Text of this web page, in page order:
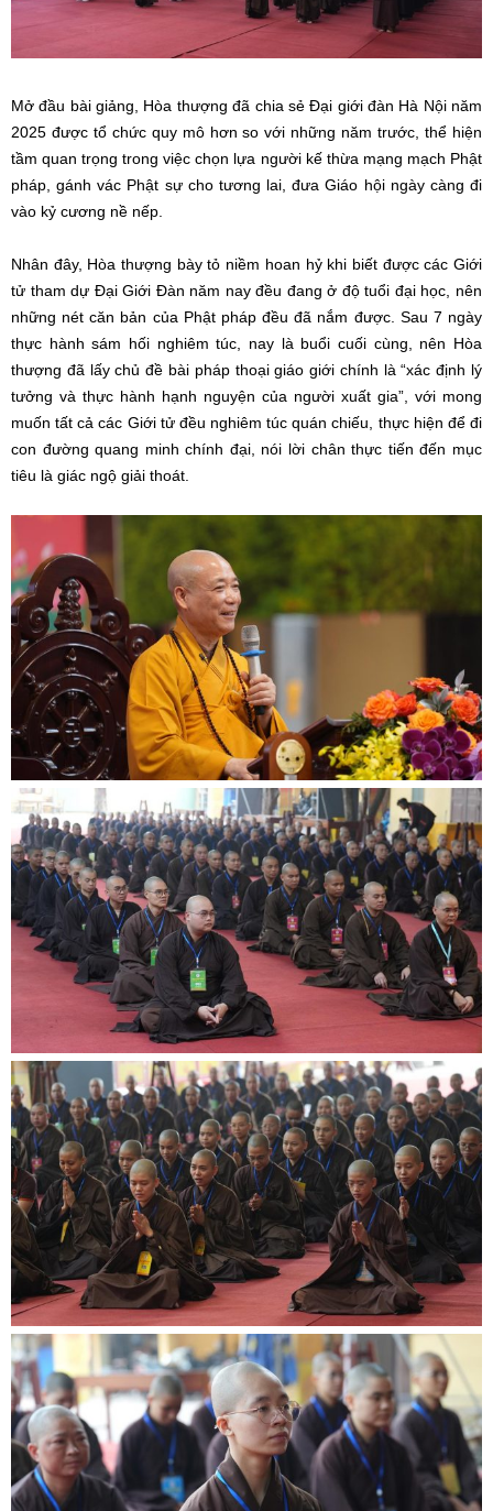
Mở đầu bài giảng, Hòa thượng đã chia sẻ Đại giới đàn Hà Nội năm
2025 được tổ chức quy mô hơn so với những năm trước, thể hiện
tầm quan trọng trong việc chọn lựa người kế thừa mạng mạch Phật
pháp, gánh vác Phật sự cho tương lai, đưa Giáo hội ngày càng đi
vào kỷ cương nề nếp.
Nhân đây, Hòa thượng bày tỏ niềm hoan hỷ khi biết được các Giới
tử tham dự Đại Giới Đàn năm nay đều đang ở độ tuổi đại học, nên
những nét căn bản của Phật pháp đều đã nắm được. Sau 7 ngày
thực hành sám hối nghiêm túc, nay là buổi cuối cùng, nên Hòa
thượng đã lấy chủ đề bài pháp thoại giáo giới chính là “xác định lý
tưởng và thực hành hạnh nguyện của người xuất gia”, với mong
muốn tất cả các Giới tử đều nghiêm túc quán chiếu, thực hiện để đi
con đường quang minh chính đại, nói lời chân thực tiến đến mục
tiêu là giác ngộ giải thoát.